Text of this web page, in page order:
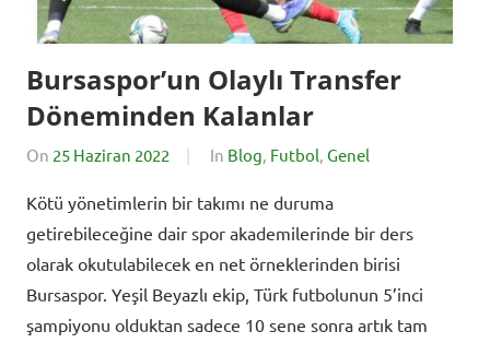
Bursaspor’un Olaylı Transfer
Döneminden Kalanlar
On 25 Haziran 2022
By
In Blog, Futbol, Genel
Kötü yönetimlerin bir takımı ne duruma
getirebileceğine dair spor akademilerinde bir ders
olarak okutulabilecek en net örneklerinden birisi
Bursaspor. Yeşil Beyazlı ekip, Türk futbolunun 5’inci
şampiyonu olduktan sadece 10 sene sonra artık tam